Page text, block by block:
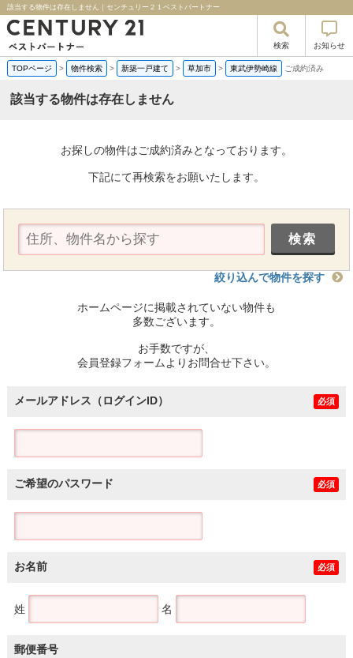
該当する物件は存在しません｜センチュリー２１ベストパートナー
検索 お知らせ
TOPページ > 物件検索 > 新築一戸建て > 草加市 > 東武伊勢崎線 ご成約済み
該当する物件は存在しません
お探しの物件はご成約済みとなっております。
下記にて再検索をお願いたします。
絞り込んで物件を探す
ホームページに掲載されていない物件も
多数ございます。
お手数ですが、
会員登録フォームよりお問合せ下さい。
メールアドレス（ログインID） 必須
ご希望のパスワード 必須
お名前 必須
姓 名
郵便番号